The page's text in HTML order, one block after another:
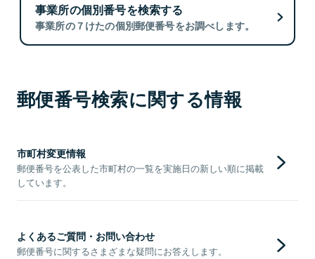
事業所の個別番号を検索する
事業所の７けたの個別郵便番号をお調べします。
郵便番号検索に関する情報
市町村変更情報
郵便番号を公表した市町村の一覧を実施日の新しい順に掲載
しています。
よくあるご質問・お問い合わせ
郵便番号に関するさまざまな疑問にお答えします。